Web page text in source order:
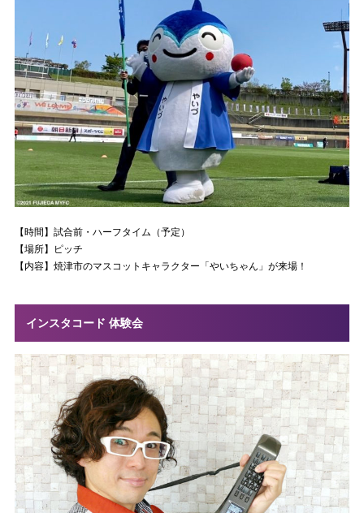
【時間】試合前・ハーフタイム（予定）
【場所】ピッチ
【内容】焼津市のマスコットキャラクター「やいちゃん」が来場！
インスタコード 体験会